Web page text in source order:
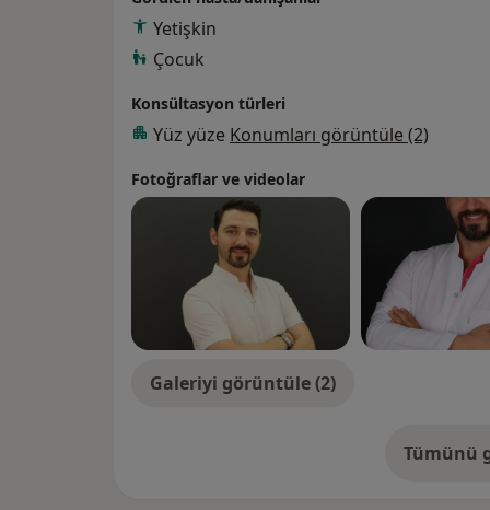
Yetişkin
Çocuk
Konsültasyon türleri
Yüz yüze Konumları görüntüle (2)
Fotoğraflar ve videolar
Galeriyi görüntüle (2)
Tümünü